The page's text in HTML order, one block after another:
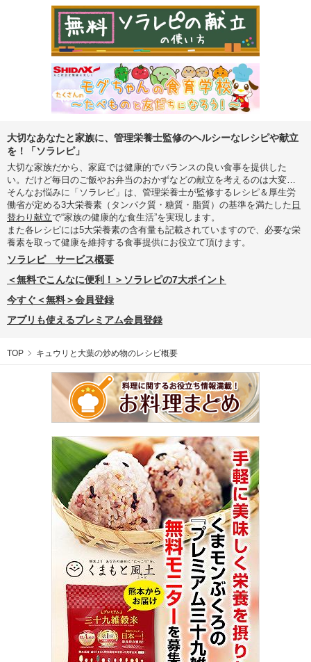
大切なあなたと家族に、管理栄養士監修のヘルシーなレシピや献立
を！「ソラレピ」
大切な家族だから、家庭では健康的でバランスの良い食事を提供した
い。だけど毎日のご飯やお弁当のおかずなどの献立を考えるのは大変…
そんなお悩みに「ソラレピ」は、管理栄養士が監修するレシピ＆厚生労
働省が定める3大栄養素（タンパク質・糖質・脂質）の基準を満たした 日
替わり献立で“家族の健康的な食生活”を実現します。
また各レシピには5大栄養素の含有量も記載されていますので、必要な栄
養素を取って健康を維持する食事提供にお役立て頂けます。
ソラレピ サービス概要
＜無料でこんなに便利！＞ソラレピの7大ポイント
今すぐ＜無料＞会員登録
アプリも使えるプレミアム会員登録
TOP キュウリと大葉の炒め物のレシピ概要